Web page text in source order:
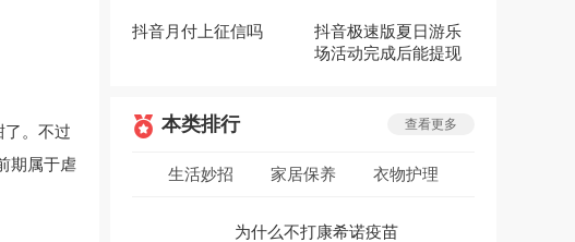
了。不过
期属于虐
抖音月付上征信吗
抖音极速版夏日游乐
场活动完成后能提现
本类排行 查看更多
生活妙招 家居保养 衣物护理
为什么不打康希诺疫苗